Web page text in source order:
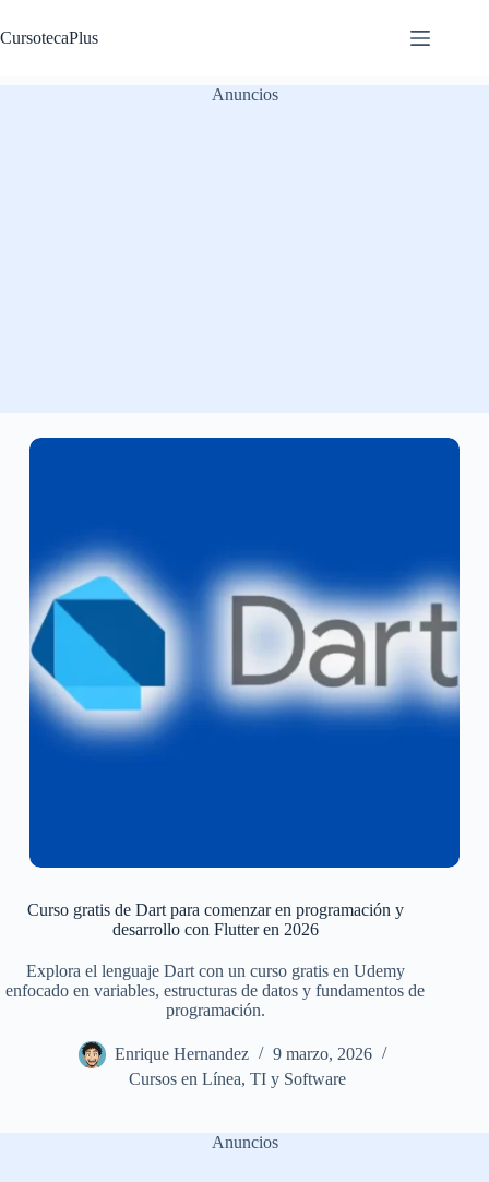
al
contenido
CursotecaPlus
Anuncios
Curso gratis de Dart para comenzar en programación y
desarrollo con Flutter en 2026
Explora el lenguaje Dart con un curso gratis en Udemy
enfocado en variables, estructuras de datos y fundamentos de
programación.
Enrique Hernandez
9 marzo, 2026
Cursos en Línea, TI y Software
Anuncios